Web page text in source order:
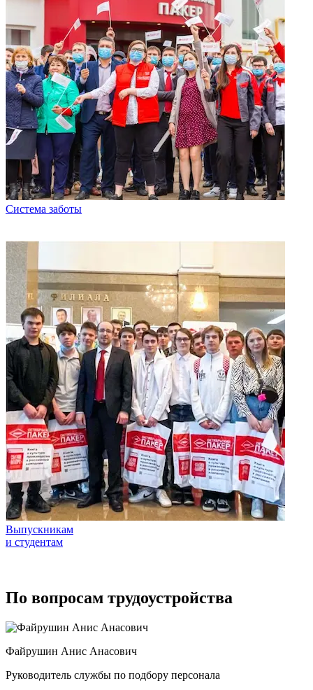
Система заботы
Выпускникам
и студентам
По вопросам трудоустройства
Файрушин Анис Анасович
Руководитель службы по подбору персонала